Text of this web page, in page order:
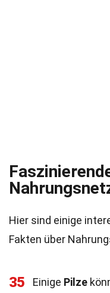
Hier sind einige
Fakten über
35 Einige Pilze